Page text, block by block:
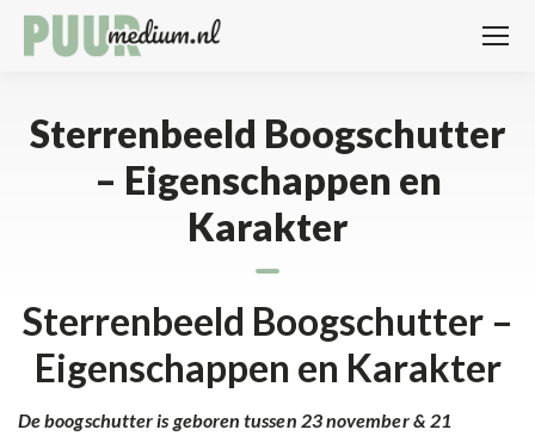
Sterrenbeeld Boogschutter
– Eigenschappen en
Karakter
Sterrenbeeld Boogschutter –
Eigenschappen en Karakter
De boogschutter is geboren tussen 23 november & 21